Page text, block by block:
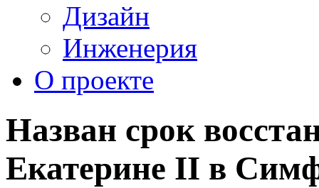
Дизайн
Инженерия
О проекте
Назван срок
Екатерине II в